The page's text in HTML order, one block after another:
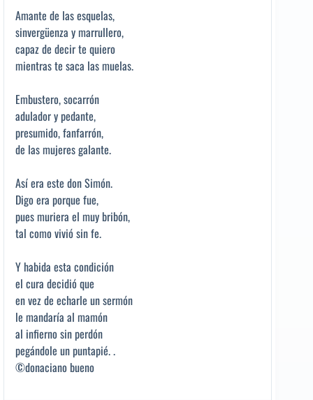
Amante de las esquelas,
sinvergüenza y marrullero,
capaz de decir te quiero
mientras te saca las muelas.
Embustero, socarrón
adulador y pedante,
presumido, fanfarrón,
de las mujeres galante.
Así era este don Simón.
Digo era porque fue,
pues muriera el muy bribón,
tal como vivió sin fe.
Y habida esta condición
el cura decidió que
en vez de echarle un sermón
le mandaría al mamón
al infierno sin perdón
pegándole un puntapié. .
©donaciano bueno